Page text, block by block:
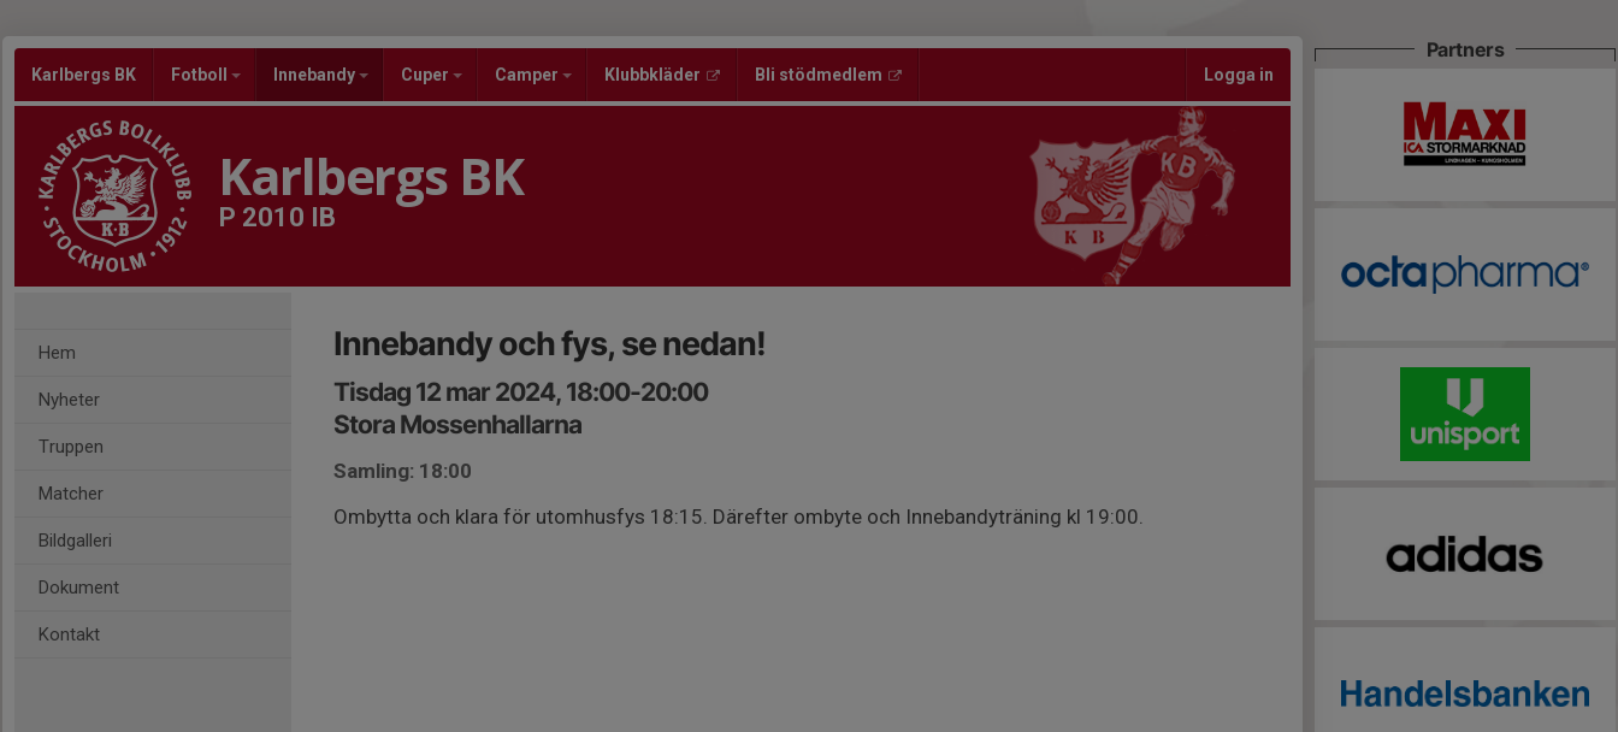
Karlbergs BK Fotboll Innebandy Cuper Camper Klubbkläder Bli stödmedlem Logga in
Karlbergs BK
P 2010 IB
Hem
Nyheter
Truppen
Matcher
Bildgalleri
Dokument
Kontakt
Innebandy och fys, se nedan!
Tisdag 12 mar 2024, 18:00-20:00
Stora Mossenhallarna
Samling: 18:00
Ombytta och klara för utomhusfys 18:15. Därefter ombyte och Innebandyträning kl 19:00.
Partners